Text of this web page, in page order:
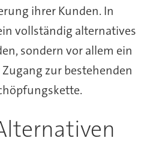
ihrer Kunden. In
vollständig alternatives
sondern vor allem ein
zur bestehenden